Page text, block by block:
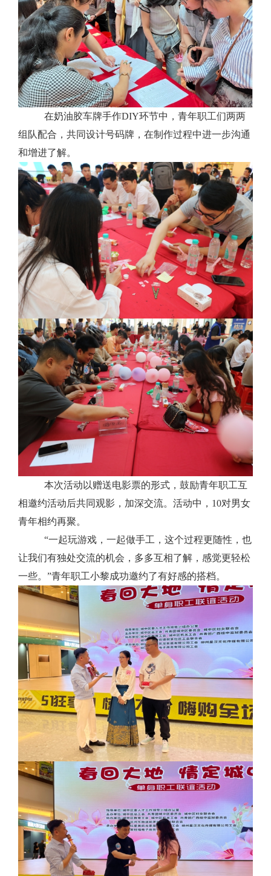
在奶油胶车牌手作DIY环节中，青年职工们两两
组队配合，共同设计号码牌，在制作过程中进一步沟通
和增进了解。
本次活动以赠送电影票的形式，鼓励青年职工互
相邀约活动后共同观影，加深交流。活动中， 10对男女
青年相约再聚。
“一起玩游戏，一起做手工，这个过程更随性，也
让我们有独处交流的机会，多多互相了解，感觉更轻松
一些。”青年职工小黎成功邀约了有好感的搭档。